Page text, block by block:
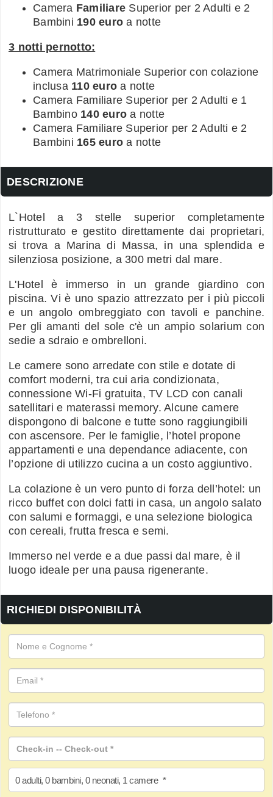
Camera Familiare Superior per 2 Adulti e 2
Bambini 190 euro a notte
3 notti pernotto:
Camera Matrimoniale Superior con colazione
inclusa 110 euroa notte
Camera Familiare Superior per 2 Adulti e 1
Bambino 140 euro a notte
Camera Familiare Superior per 2 Adulti e 2
Bambini 165 euro a notte
DESCRIZIONE
L`Hotel a 3 stelle superior completamente
ristrutturato e gestito direttamente dai proprietari,
si trova a Marina di Massa, in una splendida e
silenziosa posizione, a 300 metri dal mare.
L'Hotel è immerso in un grande giardino con
piscina. Vi è uno spazio attrezzato per i più piccoli
e un angolo ombreggiato con tavoli e panchine.
Per gli amanti del sole c'è un ampio solarium con
sedie a sdraio e ombrelloni.
Le camere sono arredate con stile e dotate di
comfort moderni, tra cui aria condizionata,
connessione Wi-Fi gratuita, TV LCD con canali
satellitari e materassi memory. Alcune camere
dispongono di balcone e tutte sono raggiungibili
con ascensore. Per le famiglie, l’hotel propone
appartamenti e una dependance adiacente, con
l’opzione di utilizzo cucina a un costo aggiuntivo.
La colazione è un vero punto di forza dell’hotel: un
ricco buffet con dolci fatti in casa, un angolo salato
con salumi e formaggi, e una selezione biologica
con cereali, frutta fresca e semi.
Immerso nel verde e a due passi dal mare, è il
luogo ideale per una pausa rigenerante.
RICHIEDI DISPONIBILITÀ
0 adulti, 0 bambini, 0 neonati, 1 camere *